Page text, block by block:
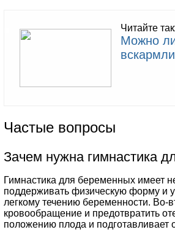
Читайте
Можно
Частые вопросы
Зачем нужна гимнастика
Гимнастика для беременных имеет
поддерживать физическую форму и
легкому течению беременности. Во-
кровообращение и предотвратить
положению плода и подготавливает